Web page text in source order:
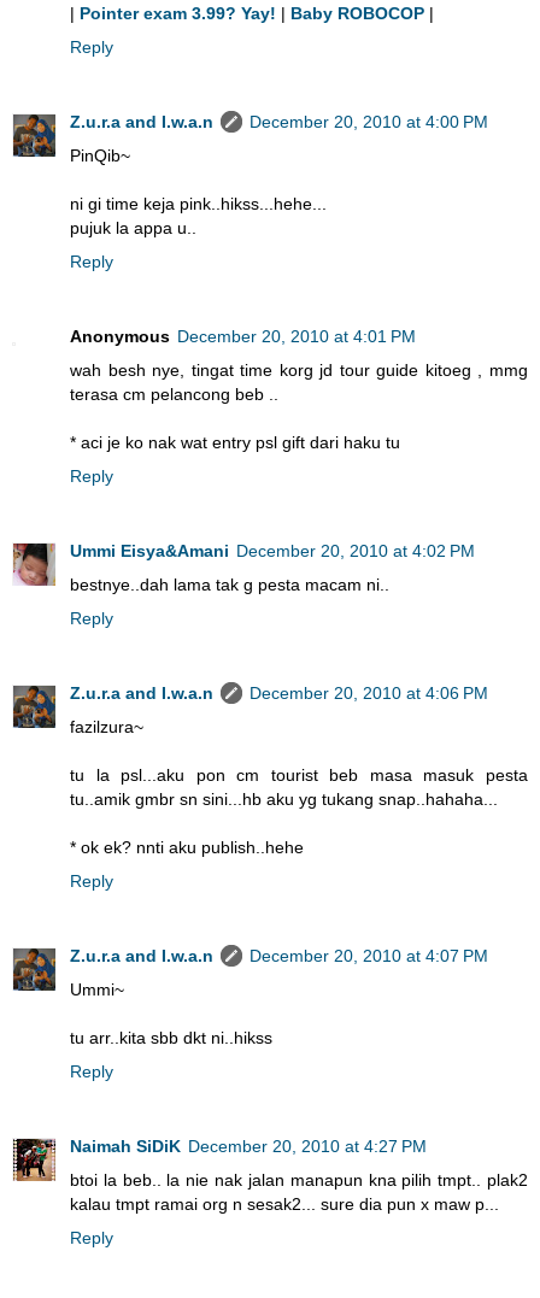
| Pointer exam 3.99? Yay! | Baby ROBOCOP |
Reply
Z.u.r.a and I.w.a.n
December 20, 2010 at 4:00 PM
PinQib~
ni gi time keja pink..hikss...hehe...
pujuk la appa u..
Reply
Anonymous December 20, 2010 at 4:01 PM
wah besh nye, tingat time korg jd tour guide kitoeg , mmg
terasa cm pelancong beb ..
* aci je ko nak wat entry psl gift dari haku tu
Reply
Ummi Eisya&Amani December 20, 2010 at 4:02 PM
bestnye..dah lama tak g pesta macam ni..
Reply
Z.u.r.a and I.w.a.n
December 20, 2010 at 4:06 PM
fazilzura~
tu la psl...aku pon cm tourist beb masa masuk pesta
tu..amik gmbr sn sini...hb aku yg tukang snap..hahaha...
* ok ek? nnti aku publish..hehe
Reply
Z.u.r.a and I.w.a.n
December 20, 2010 at 4:07 PM
Ummi~
tu arr..kita sbb dkt ni..hikss
Reply
Naimah SiDiK December 20, 2010 at 4:27 PM
btoi la beb.. la nie nak jalan manapun kna pilih tmpt.. plak2
kalau tmpt ramai org n sesak2... sure dia pun x maw p...
Reply